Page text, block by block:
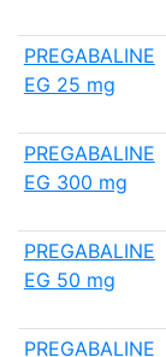
PREGABALINE
EG 25 mg
PREGABALINE
EG 300 mg
PREGABALINE
EG 50 mg
PREGABALINE